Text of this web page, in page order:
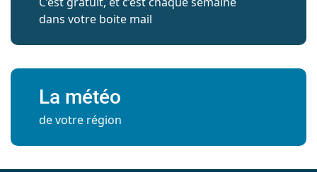
dans votre boite mail
La météo
de votre région